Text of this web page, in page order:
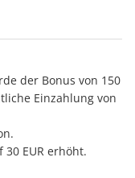
der Bonus von 150
Einzahlung von
EUR erhöht.